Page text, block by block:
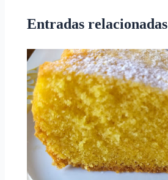
Entradas relacionadas